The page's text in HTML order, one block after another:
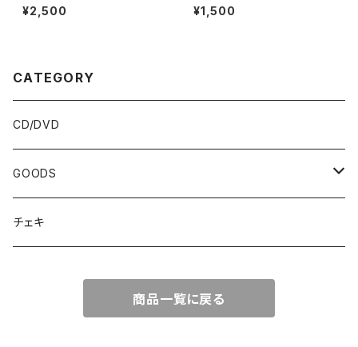
¥2,500 ¥1,500
CATEGORY
CD/DVD
GOODS
Tシャツ
チェキ
商品一覧に戻る